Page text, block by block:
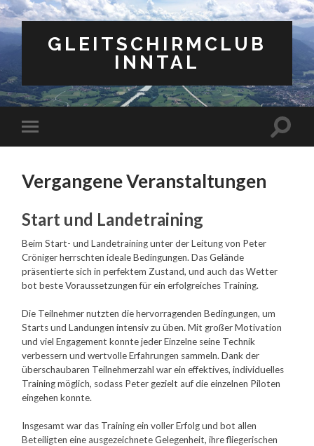
GLEITSCHIRMCLUB
INNTAL
Mobile-
Menü
Vergangene Veranstaltungen
Start und Landetraining
Beim Start- und Landetraining unter der Leitung von Peter
Cröniger herrschten ideale Bedingungen. Das Gelände
präsentierte sich in perfektem Zustand, und auch das Wetter
bot beste Voraussetzungen für ein erfolgreiches Training.
Die Teilnehmer nutzten die hervorragenden Bedingungen, um
Starts und Landungen intensiv zu üben. Mit großer Motivation
und viel Engagement konnte jeder Einzelne seine Technik
verbessern und wertvolle Erfahrungen sammeln. Dank der
überschaubaren Teilnehmerzahl war ein effektives, individuelles
Training möglich, sodass Peter gezielt auf die einzelnen Piloten
eingehen konnte.
Insgesamt war das Training ein voller Erfolg und bot allen
Beteiligten eine ausgezeichnete Gelegenheit, ihre fliegerischen